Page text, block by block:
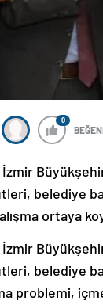
0
İzmir
belediye
ortaya
İzmir
belediye
problemi,